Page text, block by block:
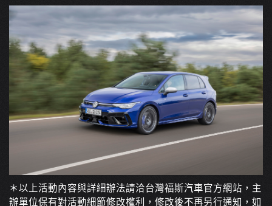
＊以上活動內容與詳細辦法請洽台灣福斯汽車官方網站，主
辦單位保有對活動細節修改權利，修改後不再另行通知，如